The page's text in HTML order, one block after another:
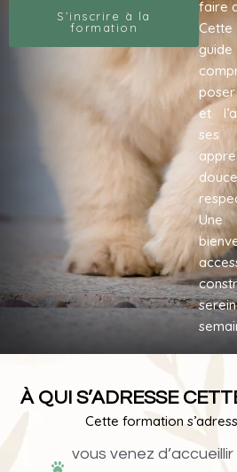
S’inscrire à la
formation
faire
et
À QUI S’ADRESSE
Cette formation
vous venez